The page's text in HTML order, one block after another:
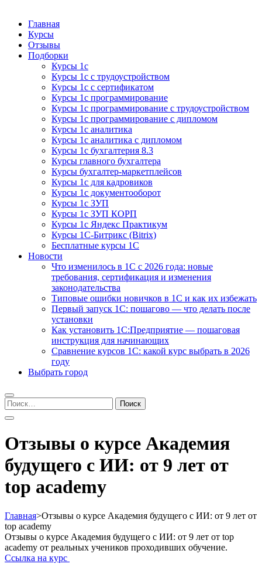
Курсы 1С
Курсы 1С официальная сертификация
Главная
Курсы
Отзывы
Подборки
Курсы 1с
Курсы 1с с трудоустройством
Курсы 1с с сертификатом
Курсы 1с программирование
Курсы 1с программирование с трудоустройством
Курсы 1с программирование с дипломом
Курсы 1с аналитика
Курсы 1с аналитика с дипломом
Курсы 1с бухгалтерия 8.3
Курсы главного бухгалтера
Курсы бухгалтер-маркетплейсов
Курсы 1с для кадровиков
Курсы 1с документооборот
Курсы 1с ЗУП
Курсы 1с ЗУП КОРП
Курсы 1с Яндекс Практикум
Курсы 1С-Битрикс (Bitrix)
Бесплатные курсы 1С
Новости
Что изменилось в 1С с 2026 года: новые
требования, сертификация и изменения
законодательства
Типовые ошибки новичков в 1С и как их избежать
Первый запуск 1С: пошагово — что делать после
установки
Как установить 1С:Предприятие — пошаговая
инструкция для начинающих
Сравнение курсов 1С: какой курс выбрать в 2026
году
Выбрать город
Найти:
Отзывы о курсе Академия
будущего с ИИ: от 9 лет от
top academy
Главная>Отзывы о курсе Академия будущего с ИИ: от 9 лет от
top academy
Отзывы о курсе Академия будущего с ИИ: от 9 лет от top
academy от реальных учеников проходивших обучение.
Ссылка на курс